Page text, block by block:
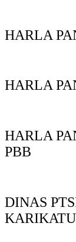
HARLA
HARLA
HARLA
PBB
DINAS